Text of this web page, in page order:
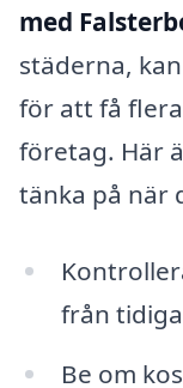
med
städerna,
för att få
företag. Här
tänka på när
från
Be om